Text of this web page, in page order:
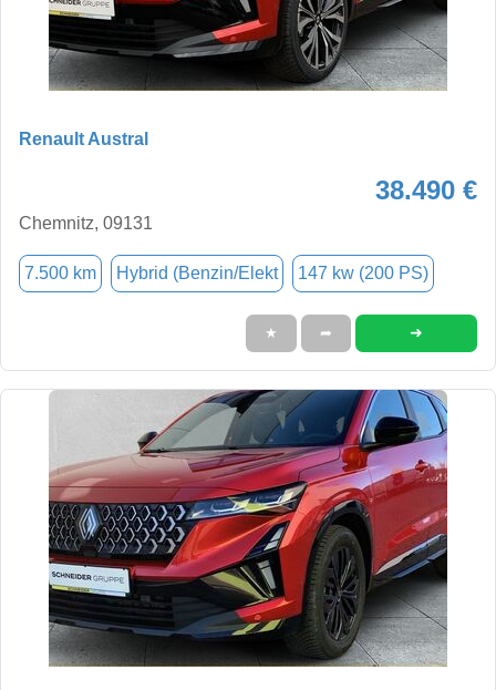
Renault Austral
38.490 €
Chemnitz, 09131
7.500 km Hybrid (Benzin/Elekt 147 kw (200 PS)
★ ➦ ➜